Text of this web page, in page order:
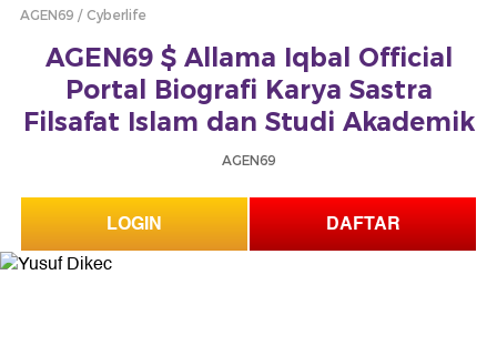
Loading...
AGEN69 Cyberlife
AGEN69 $ Allama Iqbal Official
Portal Biografi Karya Sastra
Filsafat Islam dan Studi Akademik
AGEN69
LOGIN DAFTAR